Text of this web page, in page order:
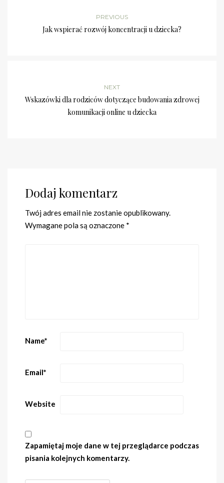
PREVIOUS
Jak wspierać rozwój koncentracji u dziecka?
NEXT
Wskazówki dla rodziców dotyczące budowania zdrowej
komunikacji online u dziecka
Dodaj komentarz
Twój adres email nie zostanie opublikowany.
Wymagane pola są oznaczone *
Name*
Email*
Website
Zapamiętaj moje dane w tej przeglądarce podczas
pisania kolejnych komentarzy.